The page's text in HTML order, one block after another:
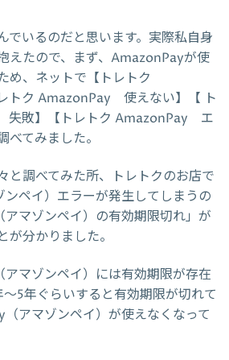
でいるのだと思います。実際私自身
えたので、まず、AmazonPayが使
め、ネットで【トレトク
トク AmazonPay 使えない】【 ト
失敗】【トレトク AmazonPay エ
べてみました。
と調べてみた所、トレトクのお店で
ペイ）エラーが発生してしまうの
マゾンペイ）の有効期限切れ」が
が分かりました。
マゾンペイ）には有効期限が存在
5年ぐらいすると有効期限が切れて
アマゾンペイ）が使えなくなって